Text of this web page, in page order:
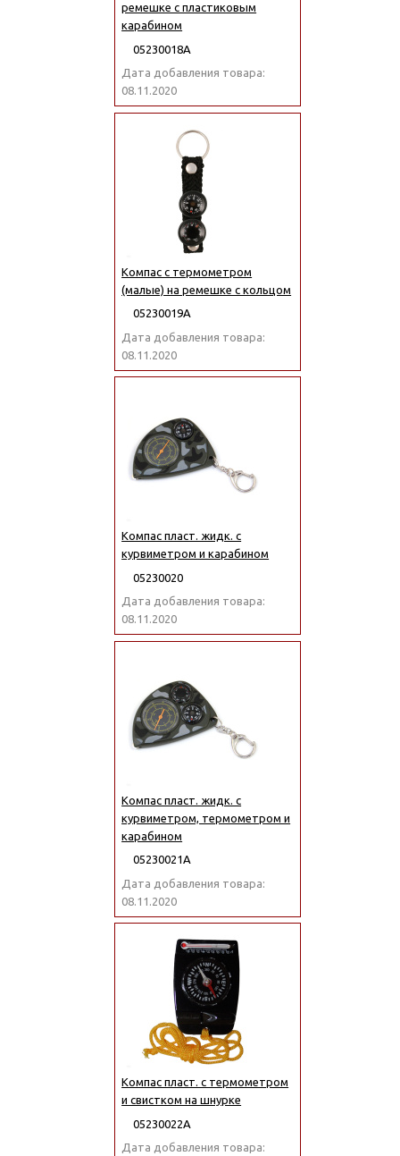
ремешке с пластиковым
карабином
05230018А
Дата добавления товара:
08.11.2020
Компас с термометром
(малые) на ремешке с кольцом
05230019А
Дата добавления товара:
08.11.2020
Компас пласт. жидк. с
курвиметром и карабином
05230020
Дата добавления товара:
08.11.2020
Компас пласт. жидк. с
курвиметром, термометром и
карабином
05230021А
Дата добавления товара:
08.11.2020
Компас пласт. с термометром
и свистком на шнурке
05230022А
Дата добавления товара: